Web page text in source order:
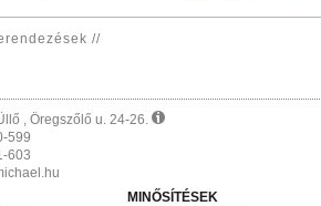
//
, Öregszőlő u. 24-26.
599
603
MINŐSÍTÉSEK